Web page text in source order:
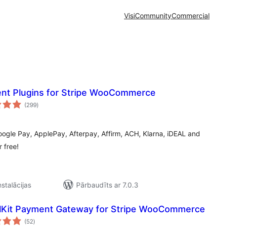
VisiCommunityCommercial
Plugins for Stripe WooCommerce
(299vērtējumu
kopsumma
)
Pay, ApplePay, Afterpay, Affirm, ACH, Klarna, iDEAL and
free!
Pārbaudīts ar 7.0.3
Payment Gateway for Stripe WooCommerce
(52vērtējumu
kopsumma
)